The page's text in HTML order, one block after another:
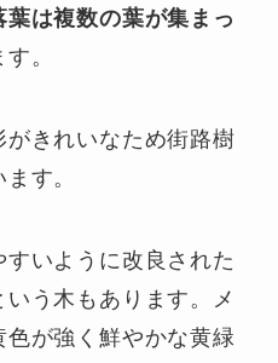
葉は複数の葉が集まっ
。
がきれいなため街路樹
す。
いように改良された
いう木もあります。メ
が強く鮮やかな黄緑